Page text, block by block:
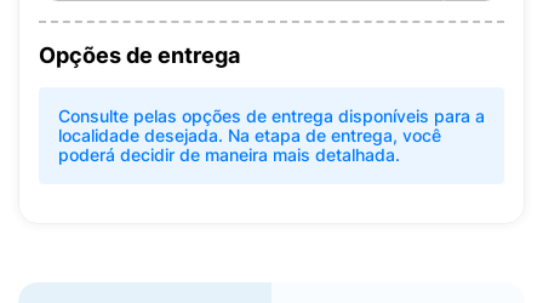
Opções de entrega
Consulte pelas opções de entrega disponíveis para a
localidade desejada. Na etapa de entrega, você
poderá decidir de maneira mais detalhada.